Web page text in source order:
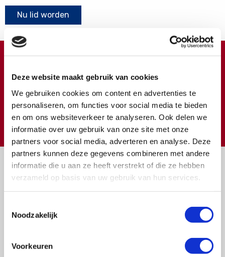
Deze website maakt gebruik van cookies
We gebruiken cookies om content en advertenties te
personaliseren, om functies voor social media te bieden
en om ons websiteverkeer te analyseren. Ook delen we
informatie over uw gebruik van onze site met onze
partners voor social media, adverteren en analyse. Deze
partners kunnen deze gegevens combineren met andere
informatie die u aan ze heeft verstrekt of die ze hebben
verzameld op basis van uw gebruik van hun services.
Noodzakelijk
Voorkeuren
Nu lid worden
Meer weten over wat we met uw extra gift doen?
Klik hier
€ Doneer
Vragen?
of bel ons op: